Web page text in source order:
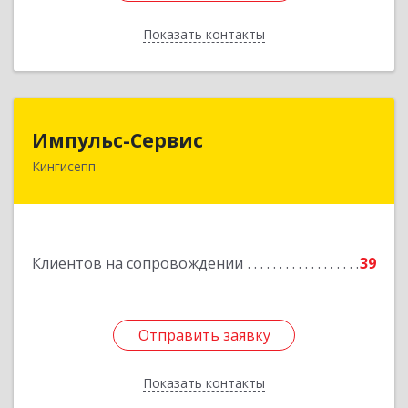
Показать контакты
Назад
Импульс-Сервис
Кингисепп
Клиентов на сопровождении 39
Отправить заявку
Показать контакты
188480, Ленинградская обл, Кингисеппский р-н,
Отправить заявку
Назад